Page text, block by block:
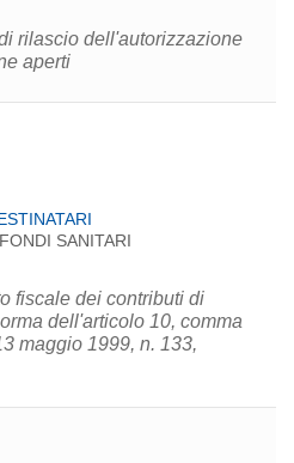
rilascio dell'autorizzazione
aperti
FONDI SANITARI
fiscale dei contributi di
dell'articolo 10, comma
maggio 1999, n. 133,